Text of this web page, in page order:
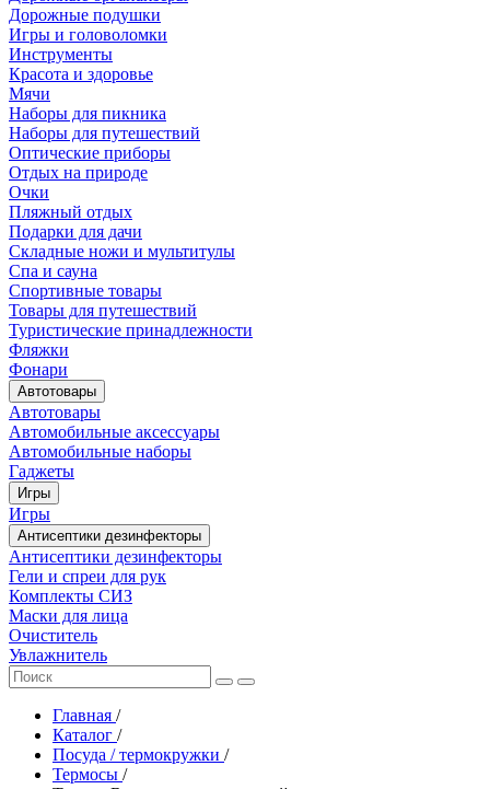
Дорожные подушки
Игры и головоломки
Инструменты
Красота и здоровье
Мячи
Наборы для пикника
Наборы для путешествий
Оптические приборы
Отдых на природе
Очки
Пляжный отдых
Подарки для дачи
Складные ножи и мультитулы
Спа и сауна
Спортивные товары
Товары для путешествий
Туристические принадлежности
Фляжки
Фонари
Автотовары
Автотовары
Автомобильные аксессуары
Автомобильные наборы
Гаджеты
Игры
Игры
Антисептики дезинфекторы
Антисептики дезинфекторы
Гели и спреи для рук
Комплекты СИЗ
Маски для лица
Очиститель
Увлажнитель
Главная /
Каталог /
Посуда / термокружки /
Термосы /